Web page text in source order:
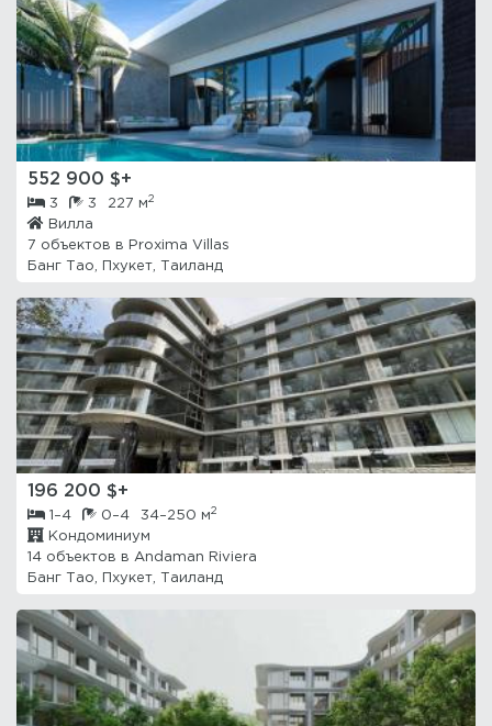
552 900 $+
3 3 227 м2
Вилла
7 объектов в
Proxima Villas
Банг Тао, Пхукет, Таиланд
196 200 $+
1–4 0–4 34–250 м2
Кондоминиум
14 объектов в Andaman Riviera
Банг Тао, Пхукет, Таиланд